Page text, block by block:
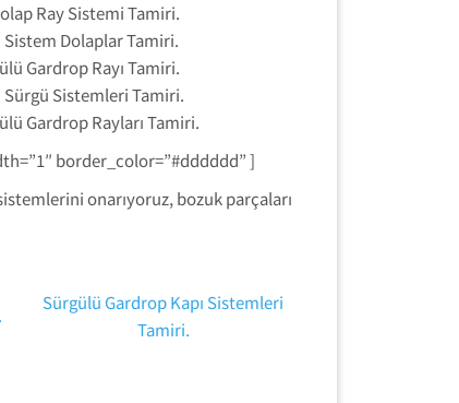
Ray Sistemi Tamiri.
Sistem Dolaplar Tamiri.
Gardrop Rayı Tamiri.
Sürgü Sistemleri Tamiri.
Gardrop Rayları Tamiri.
border_color=”#dddddd” ]
onarıyoruz, bozuk parçaları
Sürgülü Gardrop Kapı Sistemleri
Tamiri.